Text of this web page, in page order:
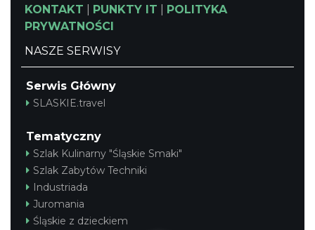
KONTAKT PUNKTY IT
POLITYKA
PRYWATNOŚCI
NASZE SERWISY
Serwis Główny
SLASKIE.travel
Tematyczny
Szlak Kulinarny "Śląskie Smaki"
Szlak Zabytów Techniki
Industriada
Juromania
Śląskie z dzieckiem